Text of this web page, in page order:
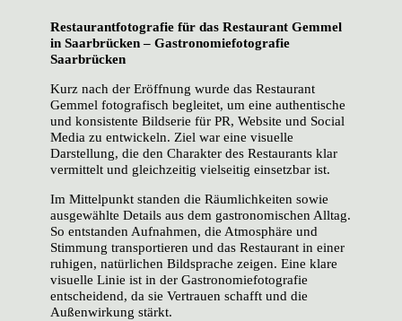
Restaurantfotografie für das Restaurant Gemmel
in Saarbrücken – Gastronomiefotografie
Saarbrücken
Kurz nach der Eröffnung wurde das Restaurant
Gemmel fotografisch begleitet, um eine authentische
und konsistente Bildserie für PR, Website und Social
Media zu entwickeln. Ziel war eine visuelle
Darstellung, die den Charakter des Restaurants klar
vermittelt und gleichzeitig vielseitig einsetzbar ist.
Im Mittelpunkt standen die Räumlichkeiten sowie
ausgewählte Details aus dem gastronomischen Alltag.
So entstanden Aufnahmen, die Atmosphäre und
Stimmung transportieren und das Restaurant in einer
ruhigen, natürlichen Bildsprache zeigen. Eine klare
visuelle Linie ist in der Gastronomiefotografie
entscheidend, da sie Vertrauen schafft und die
Außenwirkung stärkt.